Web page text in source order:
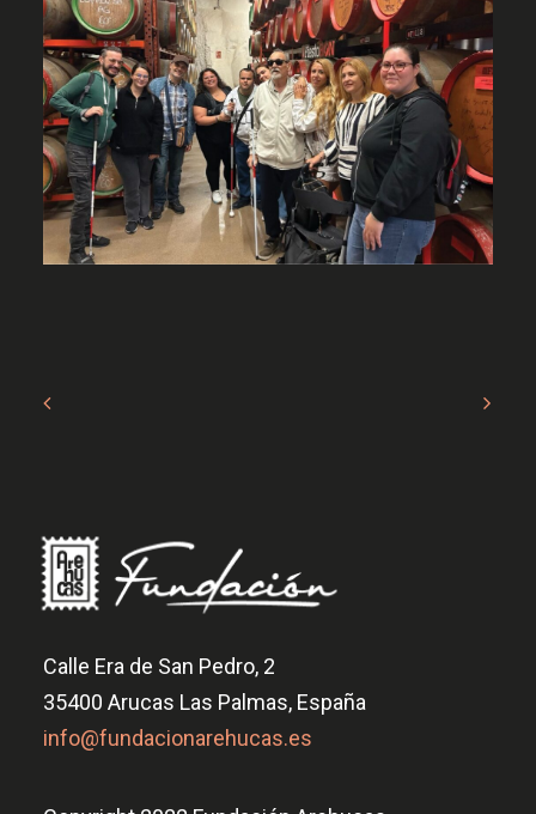
Calle Era de San Pedro, 2
35400 Arucas Las Palmas, España
info@fundacionarehucas.es